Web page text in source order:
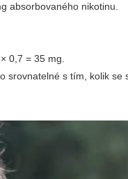
absorbovaného nikotinu.
0,7 = 35 mg.
s tím, kolik